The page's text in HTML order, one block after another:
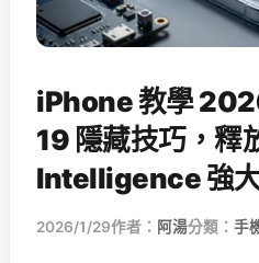
iPhone 教學
19 隱藏技巧，釋
Intelligence 強
2026/1/29作者： 阿湯分類： 手